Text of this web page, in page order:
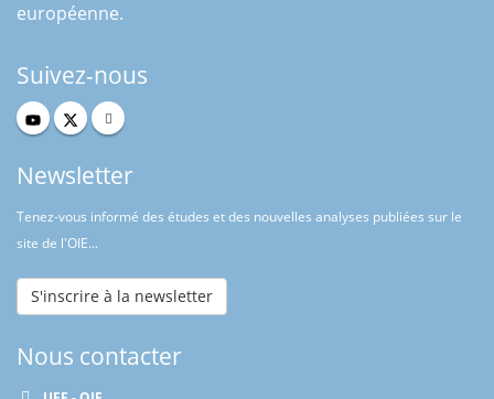
européenne.
Suivez-nous
Newsletter
Tenez-vous informé des études et des nouvelles analyses publiées sur le
site de l'OIE...
S'inscrire à la newsletter
Nous contacter